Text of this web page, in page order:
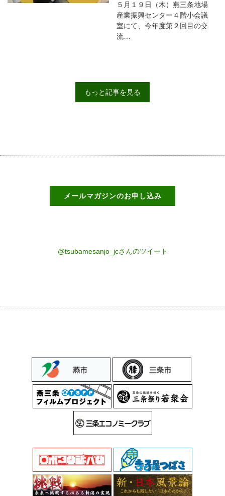
５月１９日（木）燕三条地場
産業振興センター４階小会議
室にて、今年度第２回目の交
流…
もっと記事を見る
メールマガジンのお申し込み
@tsubamesanjo_jcさんのツイート